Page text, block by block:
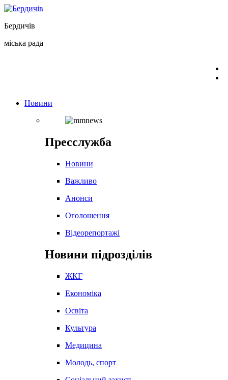
Перейти
вмісту
Бердичів
міська рада
Новини
Пресслужба
Новини
Важливо
Анонси
Оголошення
Відеорепортажі
Новини підрозділів
ЖКГ
Економіка
Освіта
Культура
Медицина
Молодь, спорт